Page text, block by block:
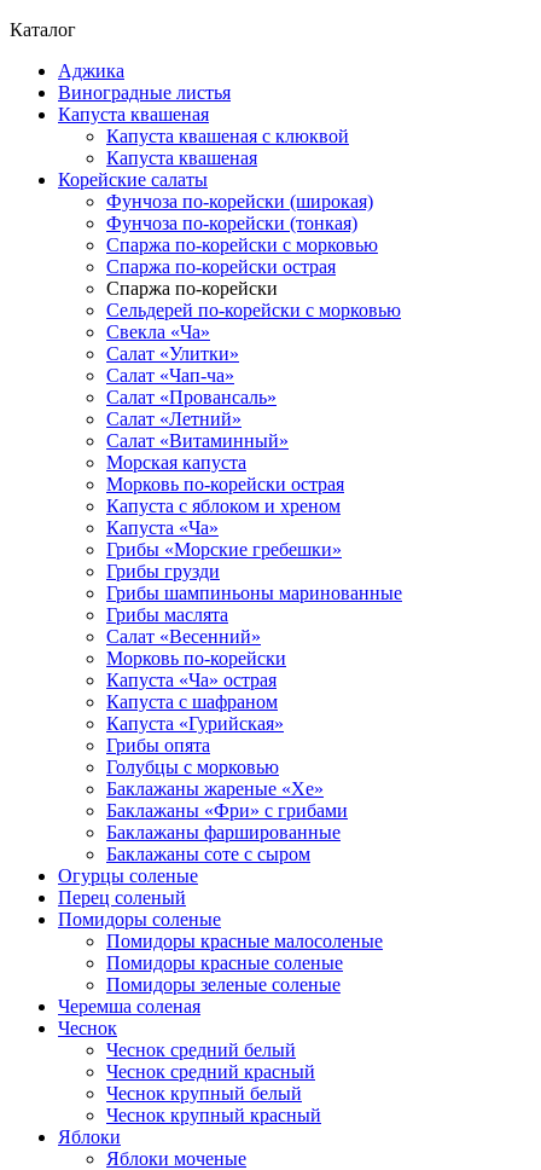
Каталог
Аджика
Виноградные листья
Капуста квашеная
Капуста квашеная с клюквой
Капуста квашеная
Корейские салаты
Фунчоза по-корейски (широкая)
Фунчоза по-корейски (тонкая)
Спаржа по-корейски с морковью
Спаржа по-корейски острая
Спаржа по-корейски
Сельдерей по-корейски с морковью
Свекла «Ча»
Салат «Улитки»
Салат «Чап-ча»
Салат «Провансаль»
Салат «Летний»
Салат «Витаминный»
Морская капуста
Морковь по-корейски острая
Капуста с яблоком и хреном
Капуста «Ча»
Грибы «Морские гребешки»
Грибы грузди
Грибы шампиньоны маринованные
Грибы маслята
Салат «Весенний»
Морковь по-корейски
Капуста «Ча» острая
Капуста с шафраном
Капуста «Гурийская»
Грибы опята
Голубцы с морковью
Баклажаны жареные «Хе»
Баклажаны «Фри» с грибами
Баклажаны фаршированные
Баклажаны соте с сыром
Огурцы соленые
Перец соленый
Помидоры соленые
Помидоры красные малосоленые
Помидоры красные соленые
Помидоры зеленые соленые
Черемша соленая
Чеснок
Чеснок средний белый
Чеснок средний красный
Чеснок крупный белый
Чеснок крупный красный
Яблоки
Яблоки моченые